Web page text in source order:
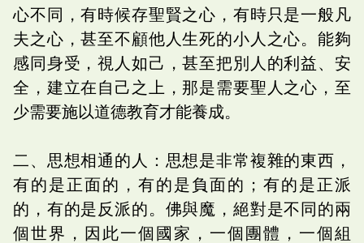
心不同，有時候存聖賢之心，有時只是一般凡
夫之心，甚至不顧他人生死的小人之心。能夠
感同身受，視人如己，甚至把別人的利益、安
全，建立在自己之上，那是需要聖人之心，至
少需要施以道德教育才能養成。
二、思想相通的人：思想是非常複雜的東西，
有的是正面的，有的是負面的；有的是正派
的，有的是反派的。佛與魔，絕對是不同的兩
個世界，因此一個國家，一個團體，一個組